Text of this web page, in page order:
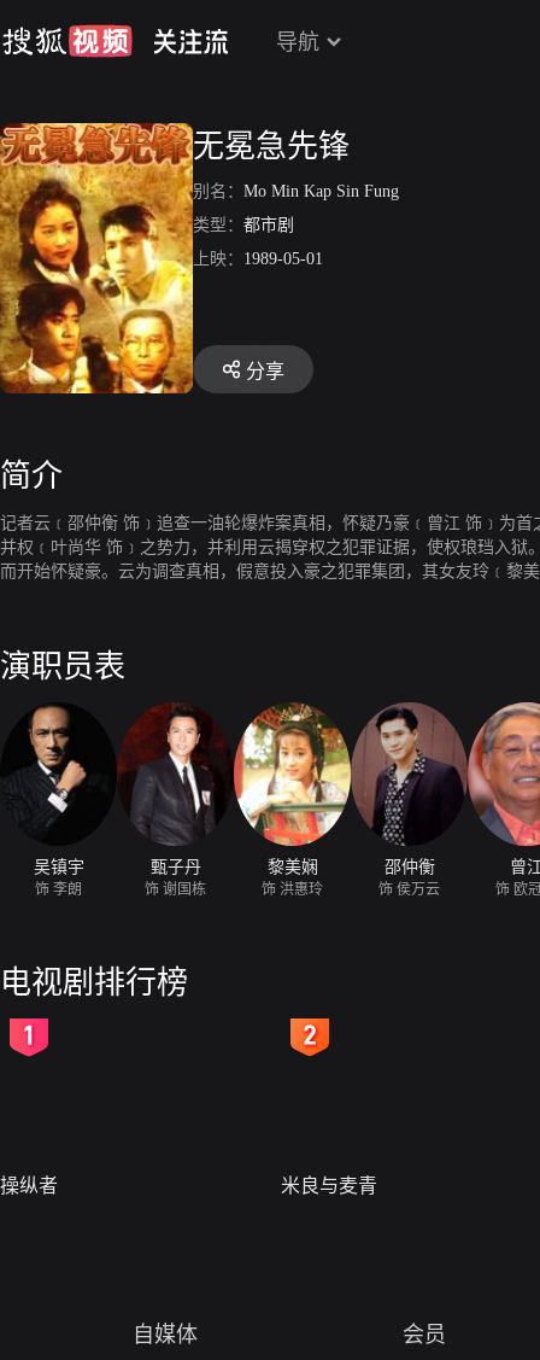
导航
无冕急先锋
别名： Mo Min Kap Sin Fung
类型： 都市剧
上映： 1989-05-01
分享
简介
记者云﹝邵仲衡 饰﹞追查一油轮爆炸案真相，怀疑乃豪﹝曾江 饰﹞为
并权﹝叶尚华 饰﹞之势力，并利用云揭穿权之犯罪证据，使权琅珰入
而开始怀疑豪。云为调查真相，假意投入豪之犯罪集团，其女友玲﹝黎
演职员表
吴镇宇
饰 李朗
甄子丹
饰 谢国栋
黎美娴
饰 洪惠玲
邵仲衡
饰 侯万云
曾
饰 欧
电视剧排行榜
操纵者 米良与麦青
自媒体 会员